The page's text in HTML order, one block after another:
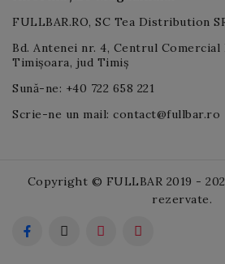
FULLBAR.RO, SC Tea Distribution
Bd. Antenei nr. 4, Centrul Comercial
Timișoara, jud Timiș
Sună-ne: +40 722 658 221
Scrie-ne un mail: contact@fullbar.ro
Copyright © FULLBAR 2019 -
rezervate.